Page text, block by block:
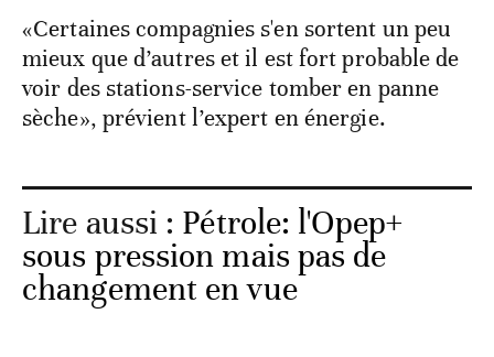
«Certaines compagnies s'en sortent un peu
mieux que d’autres et il est fort probable de
voir des stations-service tomber en panne
sèche», prévient l’expert en énergie.
Lire aussi : Pétrole: l'Opep+
sous pression mais pas de
changement en vue